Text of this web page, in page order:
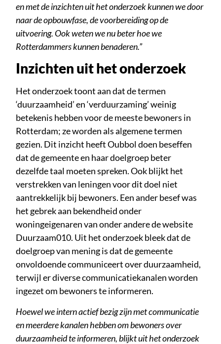
en met de inzichten uit het onderzoek kunnen we door
naar de opbouwfase, de voorbereiding op de
uitvoering. Ook weten we nu beter hoe we
Rotterdammers kunnen benaderen.”
Inzichten uit het onderzoek
Het onderzoek toont aan dat de termen
‘duurzaamheid’ en ‘verduurzaming’ weinig
betekenis hebben voor de meeste bewoners in
Rotterdam; ze worden als algemene termen
gezien. Dit inzicht heeft Oubbol doen beseffen
dat de gemeente en haar doelgroep beter
dezelfde taal moeten spreken. Ook blijkt het
verstrekken van leningen voor dit doel niet
aantrekkelijk bij bewoners. Een ander besef was
het gebrek aan bekendheid onder
woningeigenaren van onder andere de website
Duurzaam010. Uit het onderzoek bleek dat de
doelgroep van mening is dat de gemeente
onvoldoende communiceert over duurzaamheid,
terwijl er diverse communicatiekanalen worden
ingezet om bewoners te informeren.
Hoewel we intern actief bezig zijn met communicatie
en meerdere kanalen hebben om bewoners over
duurzaamheid te informeren, blijkt uit het onderzoek